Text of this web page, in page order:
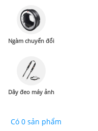
Ngàm chuyển đổi
Dây đeo máy ảnh
Có 0 sản phẩm